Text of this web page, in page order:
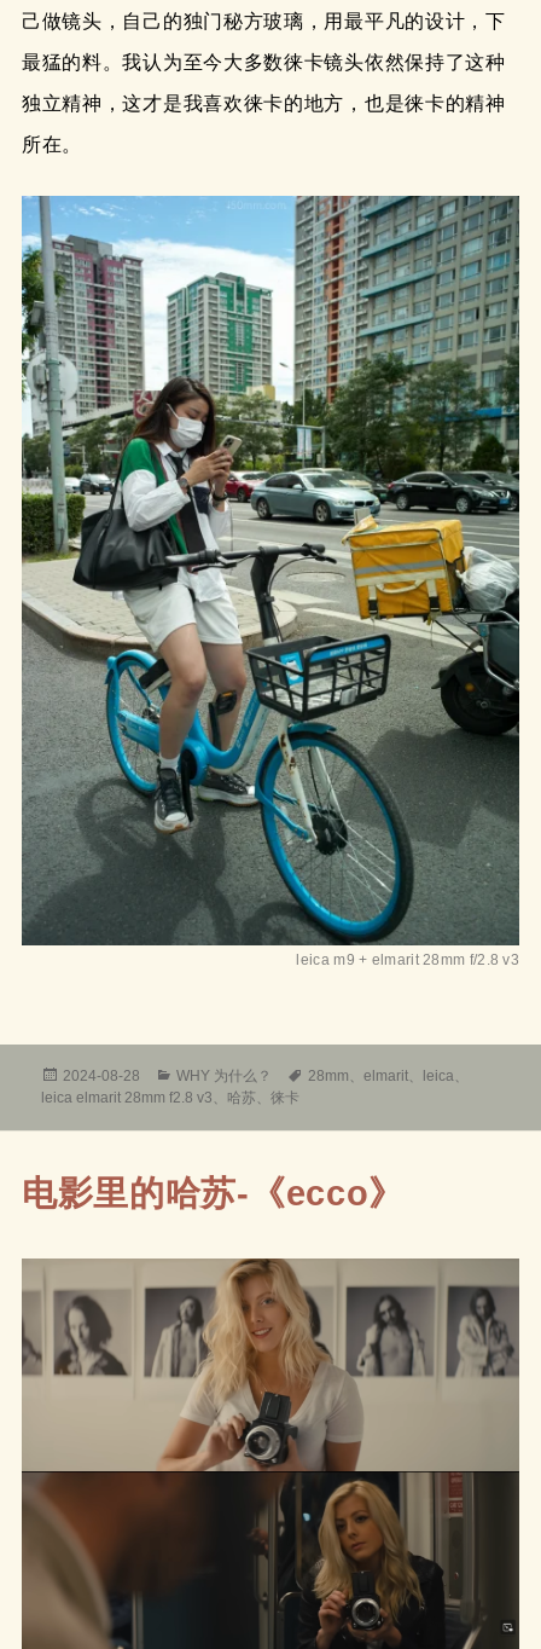
己做镜头，自己的独门秘方玻璃，用最平凡的设计，下
最猛的料。我认为至今大多数徕卡镜头依然保持了这种
独立精神，这才是我喜欢徕卡的地方，也是徕卡的精神
所在。
leica m9 + elmarit 28mm f/2.8 v3
发
布
2024-08-28
分
类
WHY 为什么？
标
28mm 、elmarit、 leica、
leica elmarit 28mm f2.8 v3 、 哈苏 、徕卡
电影里的哈苏-《ecco》